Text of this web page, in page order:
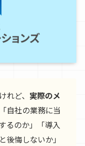
れど、 実際のメ
自社の業務に当
るのか」「導入
後悔しないか」